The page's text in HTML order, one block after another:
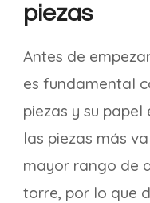
piezas
Antes de
es fundamental
piezas y su
las piezas más
mayor rango de
torre, por lo que